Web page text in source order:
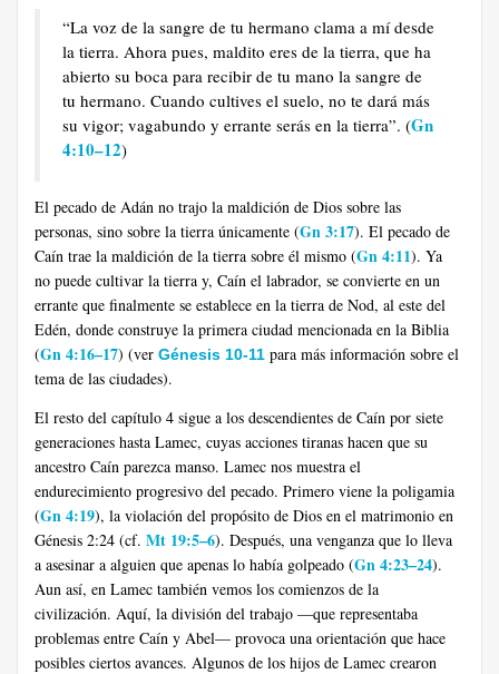
“La voz de la sangre de tu hermano clama a mí desde
la tierra. Ahora pues, maldito eres de la tierra, que ha
abierto su boca para recibir de tu mano la sangre de
tu hermano. Cuando cultives el suelo, no te dará más
su vigor; vagabundo y errante serás en la tierra”. (Gn
4:10–12)
El pecado de Adán no trajo la maldición de Dios sobre las
personas, sino sobre la tierra únicamente (Gn 3:17). El pecado de
Caín trae la maldición de la tierra sobre él mismo (Gn 4:11). Ya
no puede cultivar la tierra y, Caín el labrador, se convierte en un
errante que finalmente se establece en la tierra de Nod, al este del
Edén, donde construye la primera ciudad mencionada en la Biblia
(Gn 4:16–17) (ver Génesis 10-11 para más información sobre el
tema de las ciudades).
El resto del capítulo 4 sigue a los descendientes de Caín por siete
generaciones hasta Lamec, cuyas acciones tiranas hacen que su
ancestro Caín parezca manso. Lamec nos muestra el
endurecimiento progresivo del pecado. Primero viene la poligamia
(Gn 4:19), la violación del propósito de Dios en el matrimonio en
Génesis 2:24 (cf. Mt 19:5–6). Después, una venganza que lo lleva
a asesinar a alguien que apenas lo había golpeado (Gn 4:23–24).
Aun así, en Lamec también vemos los comienzos de la
civilización. Aquí, la división del trabajo —que representaba
problemas entre Caín y Abel— provoca una orientación que hace
posibles ciertos avances. Algunos de los hijos de Lamec crearon